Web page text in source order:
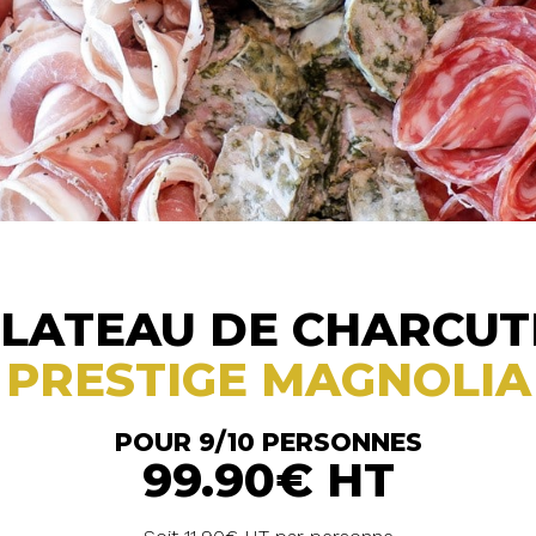
DE
PRESTIGE MAGNOLIA
POUR 9/10 PERSONNES
99.90€ HT